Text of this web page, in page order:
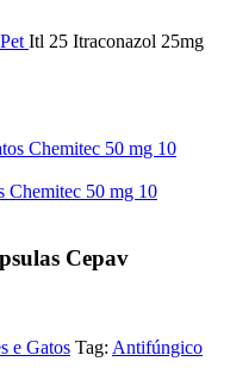
Itl 25 Itraconazol 25mg
Chemitec 50 mg 10
Cepav
e Gatos Tag: Antifúngico